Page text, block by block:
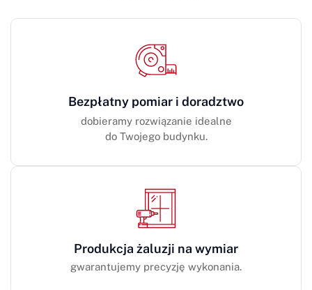
Bezpłatny pomiar i doradztwo
dobieramy rozwiązanie idealne
do Twojego budynku.
Produkcja żaluzji na wymiar
gwarantujemy precyzję wykonania.